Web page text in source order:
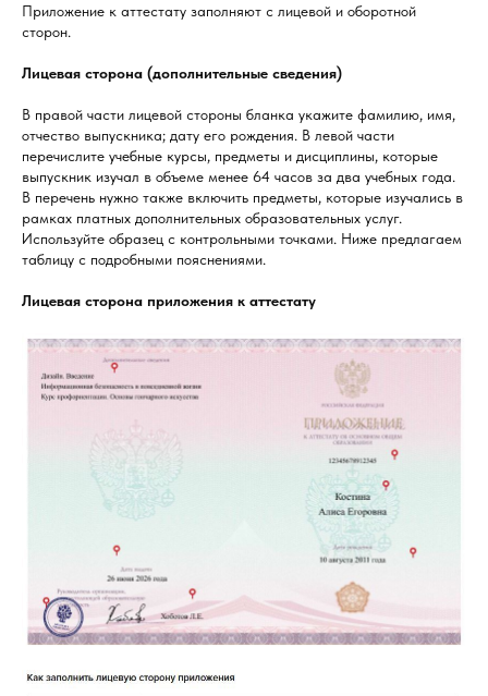
Приложение к аттестату заполняют с лицевой и оборотной
сторон.
Лицевая сторона (дополнительные сведения)
В правой части лицевой стороны бланка укажите фамилию, имя,
отчество выпускника; дату его рождения. В левой части
перечислите учебные курсы, предметы и дисциплины, которые
выпускник изучал в объеме менее 64 часов за два учебных года.
В перечень нужно также включить предметы, которые изучались в
рамках платных дополнительных образовательных услуг.
Используйте образец с контрольными точками. Ниже предлагаем
таблицу с подробными пояснениями.
Лицевая сторона приложения к аттестату